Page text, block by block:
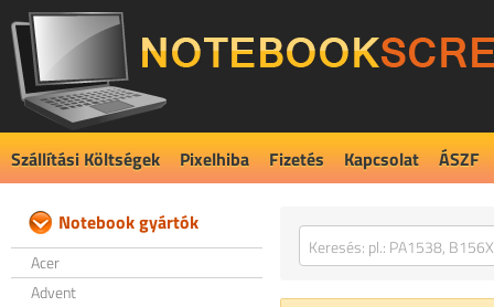
Szállítási Költségek Pixelhiba Fizetés Kapcsolat ÁSZF
Notebook gyártók
Acer
Advent